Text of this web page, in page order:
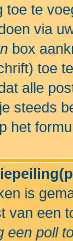
toe te
via
box
toe
alle
steeds
het
is
van een
een poll